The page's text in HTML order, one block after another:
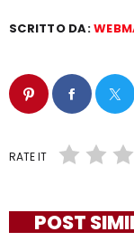
SCRITTO DA:
RATE IT
POST